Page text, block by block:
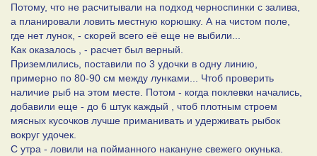
Потому, что не расчитывали на подход черноспинки с залива,
а планировали ловить местную корюшку. А на чистом поле,
где нет лунок, - скорей всего её еще не выбили...
Как оказалось , - расчет был верный.
Приземлились, поставили по 3 удочки в одну линию,
примерно по 80-90 см между лунками... Чтоб проверить
наличие рыб на этом месте. Потом - когда поклевки начались,
добавили еще - до 6 штук каждый , чтоб плотным строем
мясных кусочков лучше приманивать и удерживать рыбок
вокруг удочек.
С утра - ловили на пойманного накануне свежего окунька.